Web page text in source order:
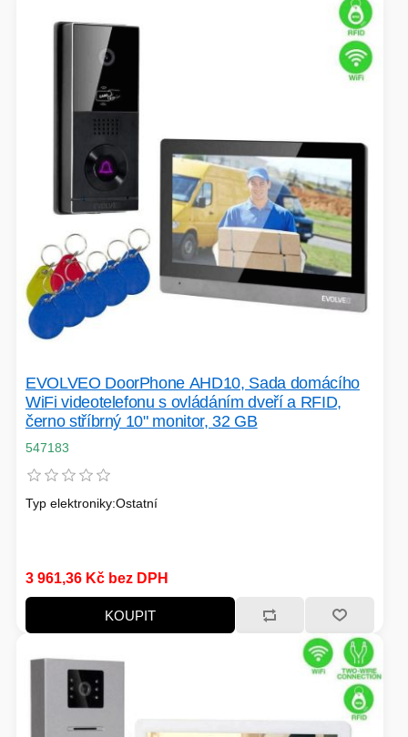
EVOLVEO DoorPhone AHD10, Sada domácího
WiFi videotelefonu s ovládáním dveří a RFID,
černo stříbrný 10" monitor, 32 GB
547183
Typ elektroniky:Ostatní
3 961,36 Kč bez DPH
KOUPIT